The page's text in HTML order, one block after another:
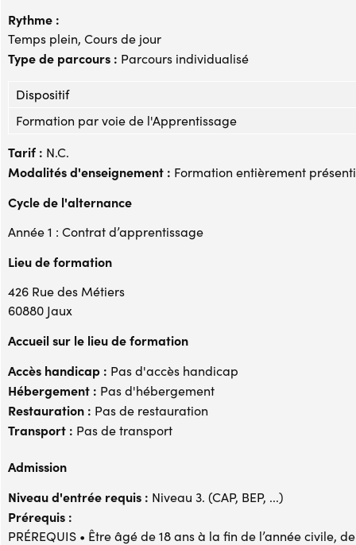
Rythme :
Temps plein, Cours de jour
Type de parcours : Parcours individualisé
Dispositif
Formation par voie de l'Apprentissage
Tarif : N.C.
Modalités d'enseignement : Formation entièrement
Cycle de l'alternance
Année 1 : Contrat d’apprentissage
Lieu de formation
426 Rue des Métiers
60880 Jaux
Accueil sur le lieu de formation
Accès handicap : Pas d'accès handicap
Hébergement : Pas d'hébergement
Restauration : Pas de restauration
Transport : Pas de transport
Admission
Niveau d'entrée requis : Niveau 3. (CAP, BEP, ...)
Prérequis :
PRÉREQUIS • Être âgé de 18 ans à la fin de l’année civile,